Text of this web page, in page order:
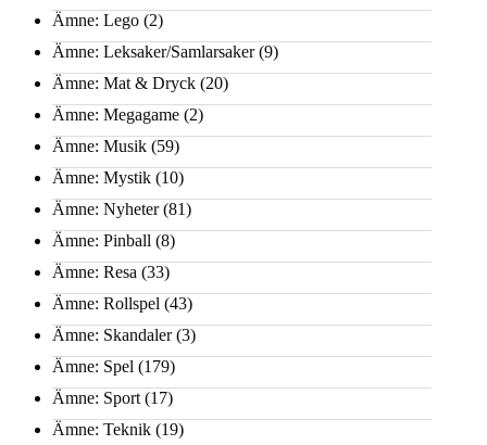
Ämne: Lego (2)
Ämne: Leksaker/Samlarsaker(9)
Ämne: Mat & Dryck (20)
Ämne: Megagame (2)
Ämne: Musik (59)
Ämne: Mystik (10)
Ämne: Nyheter(81)
Ämne: Pinball (8)
Ämne: Resa (33)
Ämne: Rollspel (43)
Ämne: Skandaler(3)
Ämne: Spel (179)
Ämne: Sport (17)
Ämne: Teknik (19)